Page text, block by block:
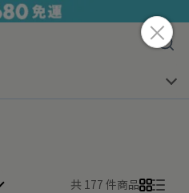
共 177 件商品